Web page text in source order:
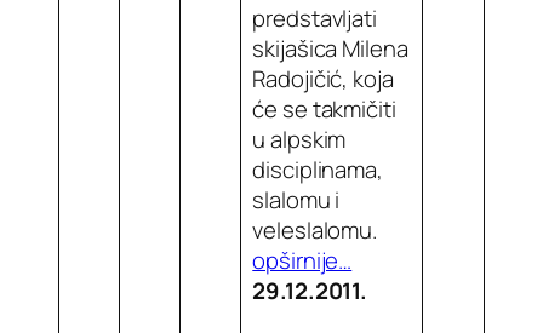
predstavljati
skijašica Milena
Radojičić, koja
će se takmičiti
u alpskim
disciplinama,
slalomu i
veleslalomu.
opširnije…
29.12.2011.